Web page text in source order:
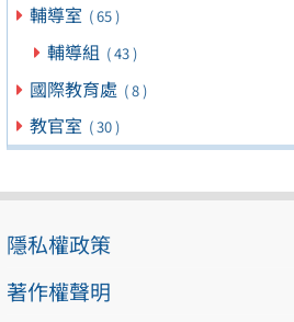
輔導室 ( 65 )
輔導組 ( 43 )
國際教育處 ( 8 )
教官室 ( 30 )
隱私權政策
著作權聲明